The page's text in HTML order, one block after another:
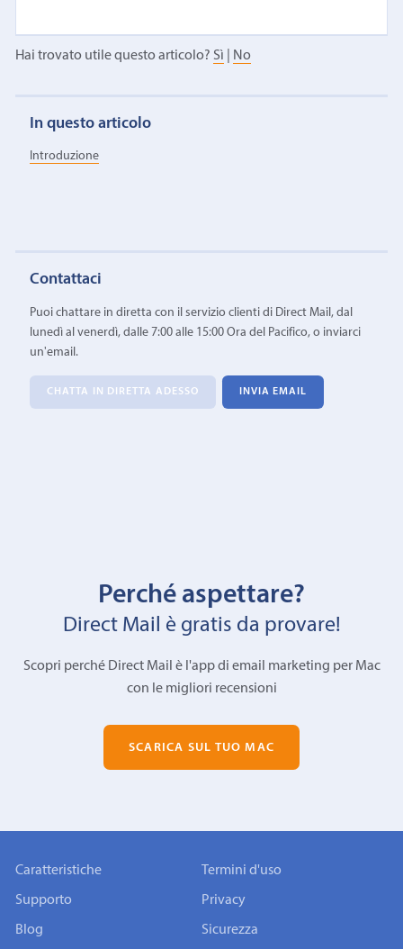
Hai trovato utile questo articolo? Sì No
In questo articolo
Introduzione
Contattaci
Puoi chattare in diretta con il servizio clienti di Direct Mail, dal
lunedì al venerdì, dalle 7:00 alle 15:00 Ora del Pacifico, o inviarci
un'email.
CHATTA IN DIRETTA ADESSO INVIA EMAIL
Perché aspettare?
Direct Mail è gratis da provare!
Scopri perché Direct Mail è l'app di email marketing per Mac
con le migliori recensioni
SCARICA SUL TUO MAC
Caratteristiche
Supporto
Blog
Termini d'uso
Privacy
Sicurezza